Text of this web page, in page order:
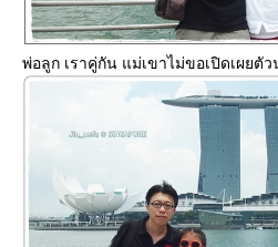
พ่อลูก เราคู่กัน แม่เขาไม่ขอเปิดเผยตั